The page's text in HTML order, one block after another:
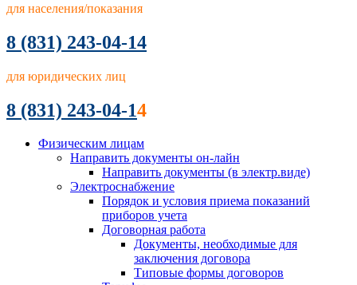
для населения/показания
8 (831) 243-04-14
для юридических лиц
8 (831) 243-04-14
Физическим лицам
Направить документы он-лайн
Направить документы (в электр.виде)
Электроснабжение
Порядок и условия приема показаний
приборов учета
Договорная работа
Документы, необходимые для
заключения договора
Типовые формы договоров